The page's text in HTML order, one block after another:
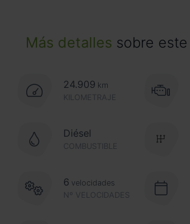
Más detalles sobre
24.909 km
KILOMETRAJE
Diésel
COMBUSTIBLE
Nº VELOCIDADES
6 velocidades